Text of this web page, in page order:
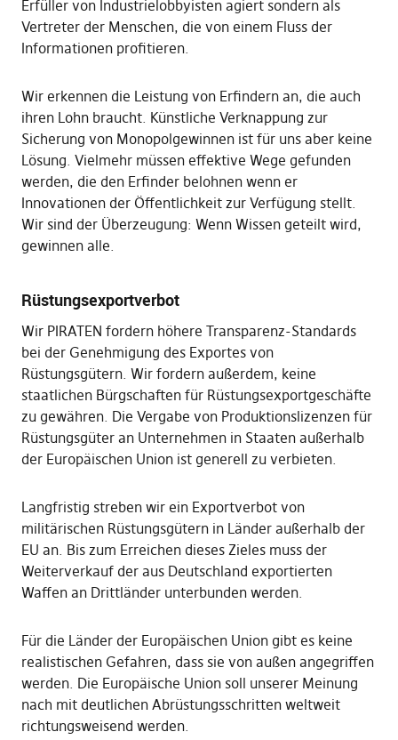
Erfüller von Industrielobbyisten agiert sondern als
Vertreter der Menschen, die von einem Fluss der
Informationen profitieren.
Wir erkennen die Leistung von Erfindern an, die auch
ihren Lohn braucht. Künstliche Verknappung zur
Sicherung von Monopolgewinnen ist für uns aber keine
Lösung. Vielmehr müssen effektive Wege gefunden
werden, die den Erfinder belohnen wenn er
Innovationen der Öffentlichkeit zur Verfügung stellt.
Wir sind der Überzeugung: Wenn Wissen geteilt wird,
gewinnen alle.
Rüstungsexportverbot
Wir PIRATEN fordern höhere Transparenz-Standards
bei der Genehmigung des Exportes von
Rüstungsgütern. Wir fordern außerdem, keine
staatlichen Bürgschaften für Rüstungsexportgeschäfte
zu gewähren. Die Vergabe von Produktionslizenzen für
Rüstungsgüter an Unternehmen in Staaten außerhalb
der Europäischen Union ist generell zu verbieten.
Langfristig streben wir ein Exportverbot von
militärischen Rüstungsgütern in Länder außerhalb der
EU an. Bis zum Erreichen dieses Zieles muss der
Weiterverkauf der aus Deutschland exportierten
Waffen an Drittländer unterbunden werden.
Für die Länder der Europäischen Union gibt es keine
realistischen Gefahren, dass sie von außen angegriffen
werden. Die Europäische Union soll unserer Meinung
nach mit deutlichen Abrüstungsschritten weltweit
richtungsweisend werden.